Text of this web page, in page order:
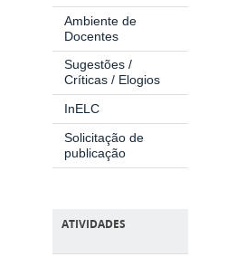
Ambiente de
Docentes
Sugestões /
Críticas / Elogios
InELC
Solicitação de
publicação
ATIVIDADES